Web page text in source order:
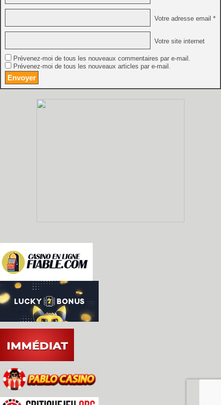
Votre adresse email *
Votre site internet
Prévenez-moi de tous les nouveaux commentaires par e-mail.
Prévenez-moi de tous les nouveaux articles par e-mail.